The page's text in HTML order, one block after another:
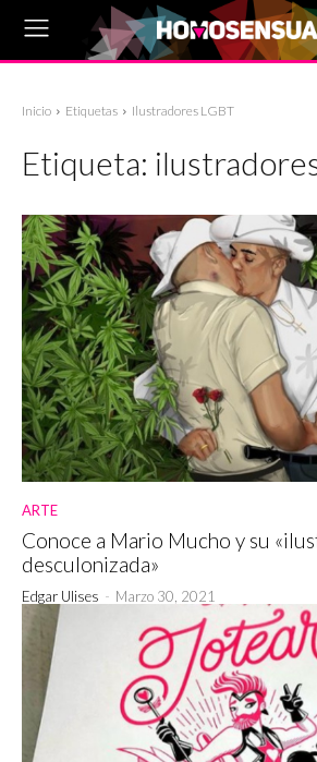
Inicio Etiquetas Ilustradores LGBT
Etiqueta:
ARTE
Conoce a Mario Mucho y su
desculonizada»
Edgar Ulises - Marzo 30, 2021